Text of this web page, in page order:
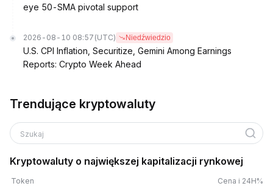
eye 50-SMA pivotal support
2026-08-10 08:57 (UTC) Niedźwiedzio
U.S. CPI Inflation, Securitize, Gemini Among Earnings
Reports: Crypto Week Ahead
Trendujące kryptowaluty
Szukaj
Kryptowaluty o największej kapitalizacji rynkowej
Token Cena i 24H%